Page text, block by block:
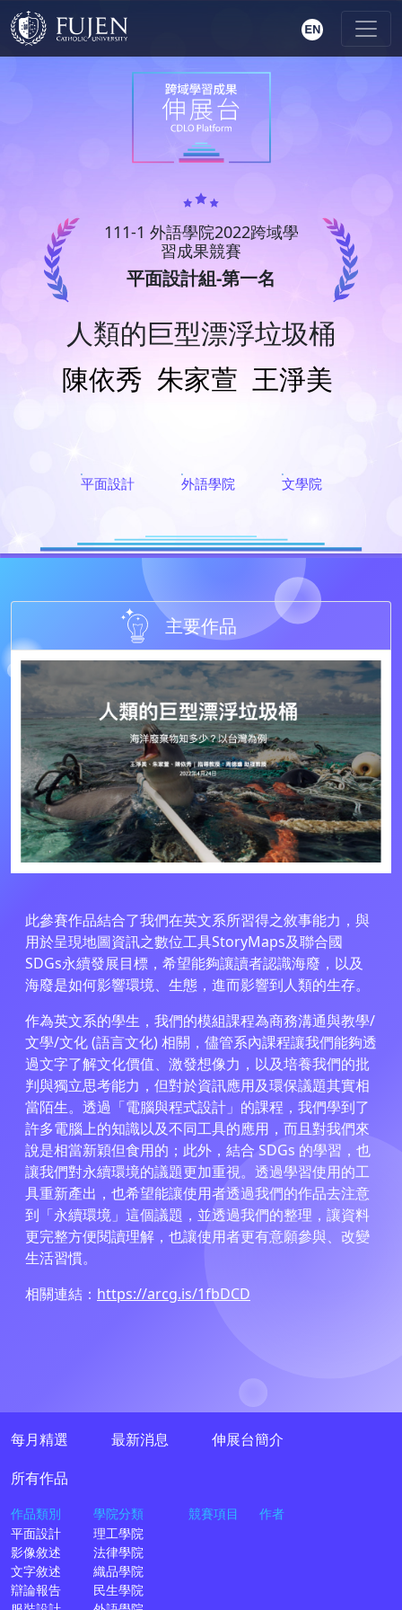
111-1 外語學院2022跨域學
習成果競賽
平面設計組-第一名
人類的巨型漂浮垃圾桶
陳依秀 朱家萱 王淨美
平面設計 外語學院 文學院
主要作品
此參賽作品結合了我們在英文系所習得之敘事能力，與
用於呈現地圖資訊之數位工具StoryMaps及聯合國
SDGs永續發展目標，希望能夠讓讀者認識海廢，以及
海廢是如何影響環境、生態，進而影響到人類的生存。
作為英文系的學生，我們的模組課程為商務溝通與教學/
文學/文化 (語言文化) 相關，儘管系內課程讓我們能夠透
過文字了解文化價值、激發想像力，以及培養我們的批
判與獨立思考能力，但對於資訊應用及環保議題其實相
當陌生。透過「電腦與程式設計」的課程，我們學到了
許多電腦上的知識以及不同工具的應用，而且對我們來
說是相當新穎但食用的；此外，結合 SDGs 的學習，也
讓我們對永續環境的議題更加重視。透過學習使用的工
具重新產出，也希望能讓使用者透過我們的作品去注意
到「永續環境」這個議題，並透過我們的整理，讓資料
更完整方便閱讀理解，也讓使用者更有意願參與、改變
生活習慣。
相關連結： https://arcg.is/1fbDCD
每月精選
所有作品
作品類別
平面設計
影像敘述
文字敘述
辯論報告
學院分類
理工學院
法律學院
織品學院
民生學院
競賽項目 作者
最新消息 伸展台簡介